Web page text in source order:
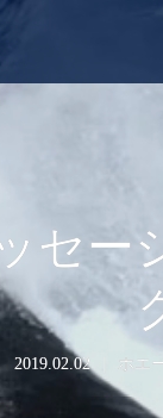
セ
2019.02.02 ホエ